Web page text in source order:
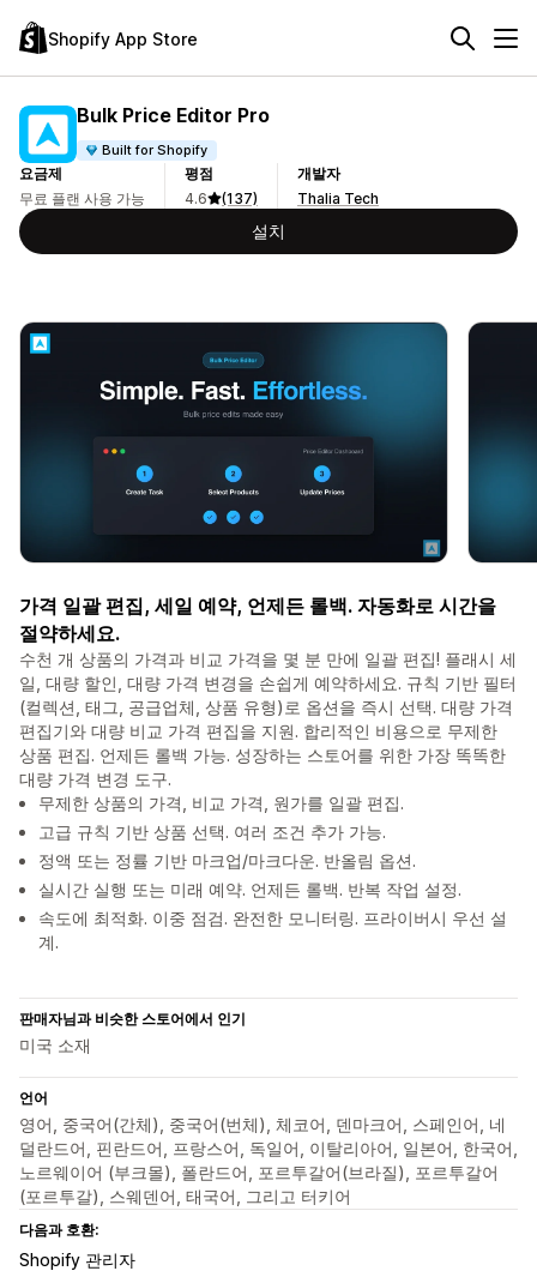
Shopify App Store
Bulk Price Editor Pro
Built for Shopify
요금제
무료 플랜 사용 가능
평점
4.6
(137)
개발자
Thalia Tech
설치
가격 일괄 편집, 세일 예약, 언제든 롤백. 자동화로 시간을
절약하세요.
수천 개 상품의 가격과 비교 가격을 몇 분 만에 일괄 편집! 플래시 세
일, 대량 할인, 대량 가격 변경을 손쉽게 예약하세요. 규칙 기반 필터
(컬렉션, 태그, 공급업체, 상품 유형)로 옵션을 즉시 선택. 대량 가격
편집기와 대량 비교 가격 편집을 지원. 합리적인 비용으로 무제한
상품 편집. 언제든 롤백 가능. 성장하는 스토어를 위한 가장 똑똑한
대량 가격 변경 도구.
무제한 상품의 가격, 비교 가격, 원가를 일괄 편집.
고급 규칙 기반 상품 선택. 여러 조건 추가 가능.
정액 또는 정률 기반 마크업/마크다운. 반올림 옵션.
실시간 실행 또는 미래 예약. 언제든 롤백. 반복 작업 설정.
속도에 최적화. 이중 점검. 완전한 모니터링. 프라이버시 우선 설
계.
판매자님과 비슷한 스토어에서 인기
미국 소재
언어
영어, 중국어(간체), 중국어(번체), 체코어, 덴마크어, 스페인어, 네
덜란드어, 핀란드어, 프랑스어, 독일어, 이탈리아어, 일본어, 한국어,
노르웨이어 (부크몰), 폴란드어, 포르투갈어(브라질), 포르투갈어
(포르투갈), 스웨덴어, 태국어, 그리고 터키어
다음과 호환:
Shopify 관리자